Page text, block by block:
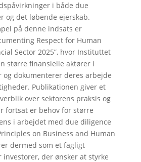
i både due
og det løbende ejerskab.
på denne indsats er
Respect for Human
Sector 2025”, hvor Instituttet
større finansielle aktører i
og dokumenterer deres arbejde
Publikationen giver et
over sektorens praksis og
fortsat er behov for større
i arbejdet med due diligence
on Business and Human
dermed som et fagligt
der ønsker at styrke